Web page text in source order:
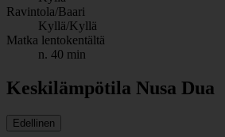
Ravintola/Baari
Kyllä/Kyllä
Matka lentokentältä
n. 40 min
Keskilämpötila Nusa Dua
Edellinen